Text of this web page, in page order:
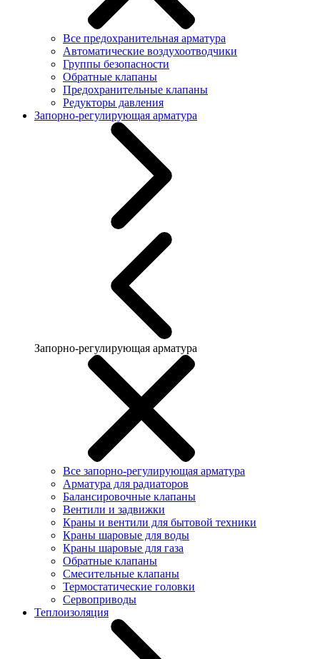
Все предохранительная арматура
Автоматические воздухоотводчики
Группы безопасности
Обратные клапаны
Предохранительные клапаны
Редукторы давления
Запорно-регулирующая арматура
Запорно-регулирующая арматура
Все запорно-регулирующая арматура
Арматура для радиаторов
Балансировочные клапаны
Вентили и задвижки
Краны и вентили для бытовой техники
Краны шаровые для воды
Краны шаровые для газа
Обратные клапаны
Смесительные клапаны
Термостатические головки
Сервоприводы
Теплоизоляция